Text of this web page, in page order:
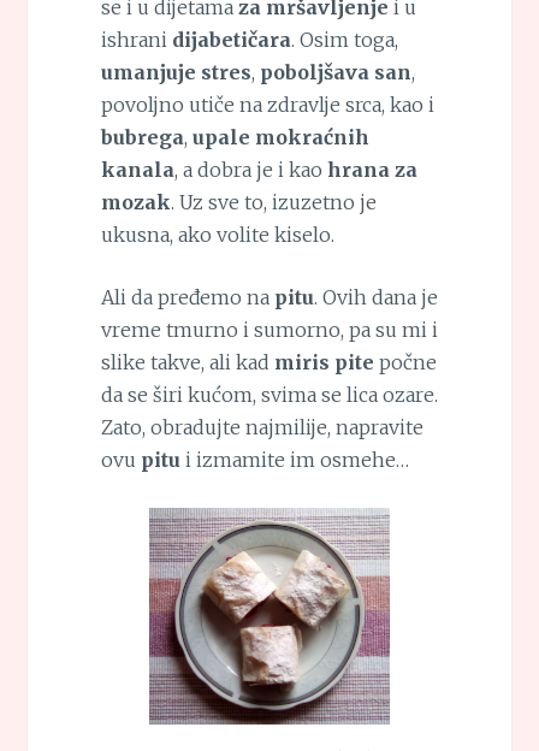
se i u dijetama za mršavljenje i u
ishrani dijabetičara. Osim toga,
umanjuje stres, poboljšava san,
povoljno utiče na zdravlje srca, kao i
bubrega, upale mokraćnih
kanala, a dobra je i kao hrana za
mozak. Uz sve to, izuzetno je
ukusna, ako volite kiselo.
Ali da pređemo na pitu. Ovih dana je
vreme tmurno i sumorno, pa su mi i
slike takve, ali kad miris pite počne
da se širi kućom, svima se lica ozare.
Zato, obradujte najmilije, napravite
ovu pitui izmamite im osmehe…